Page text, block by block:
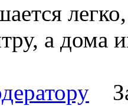
а дома